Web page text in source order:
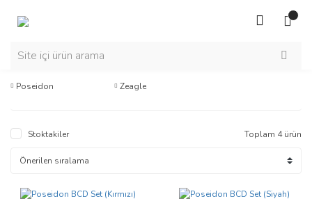
Poseidon Zeagle
Stoktakiler Toplam 4 ürün